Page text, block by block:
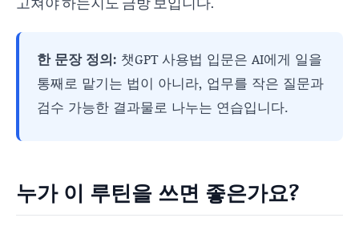
한 문장 정의: 챗GPT 사용법 입문은 AI에게 일을
통째로 맡기는 법이 아니라, 업무를 작은 질문과
검수 가능한 결과물로 나누는 연습입니다.
누가 이 루틴을 쓰면 좋은가요?